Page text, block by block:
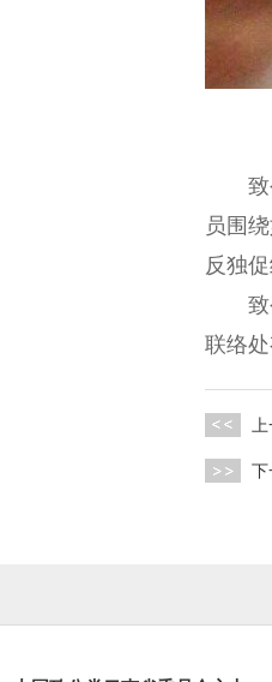
致公
员围
反独
致公
联络
下